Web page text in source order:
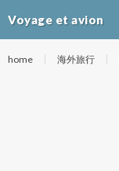
Voyage et avion
home 海外旅行